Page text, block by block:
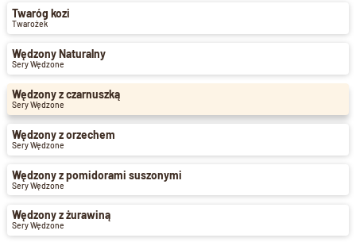
Twaróg kozi
Twarożek
Wędzony Naturalny
Sery Wędzone
Wędzony z czarnuszką
Sery Wędzone
Wędzony z orzechem
Sery Wędzone
Wędzony z pomidorami suszonymi
Sery Wędzone
Wędzony z żurawiną
Sery Wędzone